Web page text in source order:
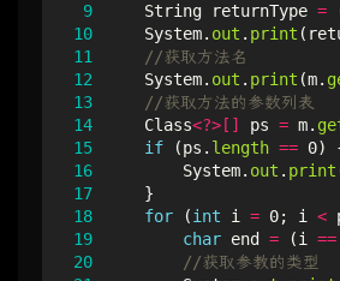
9
10
11
12
13
14
15
16
17
18
19
20
String
returnType =
System. out . print (
//获取方法名
System. out . print (m.
//获取方法的参数列表
Class<?>[] ps = m.
if
(ps . length == 0)
System. out . print
}
for
(int i = 0; i <
char end = (i ==
//获取参教的类型